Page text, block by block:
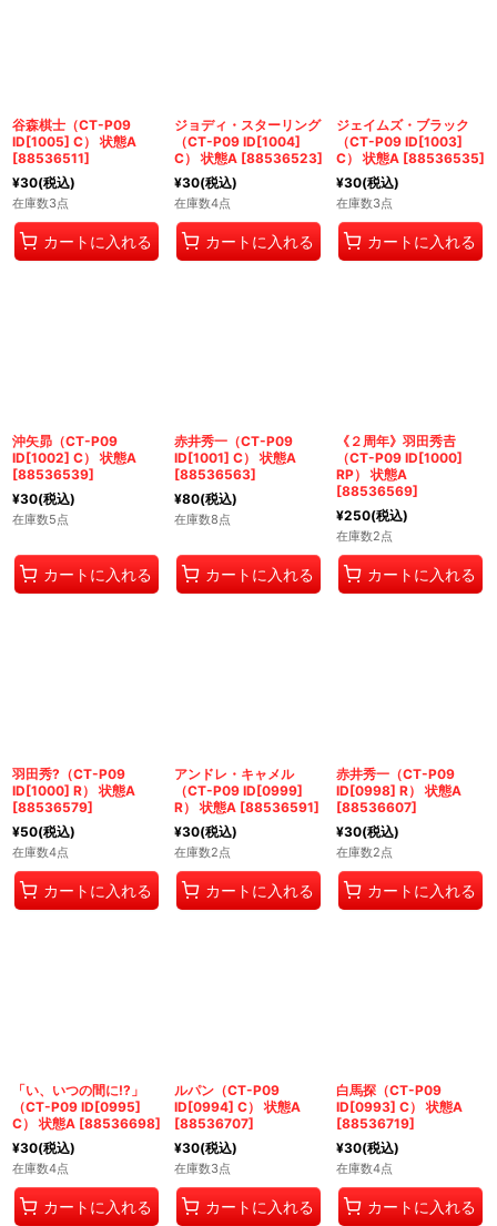
谷森棋士（CT-P09
ID[1005] C） 状態A
[88536511]
¥30(税込)
在庫数3点
カートに入れる
ジョディ・スターリング
（CT-P09 ID[1004]
C） 状態A [88536523]
¥30(税込)
在庫数4点
カートに入れる
ジェイムズ・ブラック
（CT-P09 ID[1003]
C） 状態A [88536535]
¥30(税込)
在庫数3点
カートに入れる
沖矢昴（CT-P09
ID[1002] C） 状態A
[88536539]
¥30(税込)
在庫数5点
カートに入れる
赤井秀一（CT-P09
ID[1001] C） 状態A
[88536563]
¥80(税込)
在庫数8点
カートに入れる
《２周年》羽田秀𠮷
（CT-P09 ID[1000]
RP） 状態A
[88536569]
¥250(税込)
在庫数2点
カートに入れる
羽田秀?（CT-P09
ID[1000] R） 状態A
[88536579]
¥50(税込)
在庫数4点
カートに入れる
アンドレ・キャメル
（CT-P09 ID[0999]
R） 状態A [88536591]
¥30(税込)
在庫数2点
カートに入れる
赤井秀一（CT-P09
ID[0998] R） 状態A
[88536607]
¥30(税込)
在庫数2点
カートに入れる
「い、いつの間に!?」
（CT-P09 ID[0995]
C） 状態A [88536698]
¥30(税込)
在庫数4点
カートに入れる
ルパン（CT-P09
ID[0994] C） 状態A
[88536707]
¥30(税込)
在庫数3点
カートに入れる
白馬探（CT-P09
ID[0993] C） 状態A
[88536719]
¥30(税込)
在庫数4点
カートに入れる